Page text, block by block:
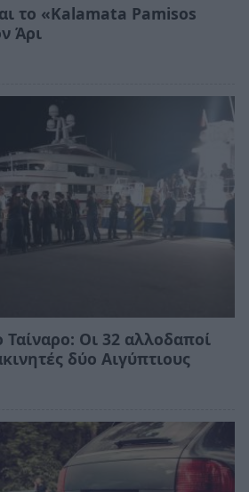
το «Kalamata Pamisos
Άρι
Οι 32 αλλοδαποί
δύο Αιγύπτιους